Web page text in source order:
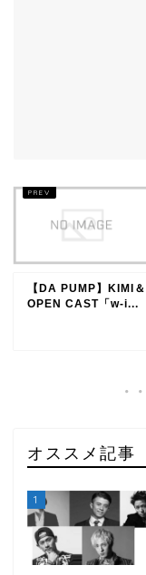
【DA PUMP】KIMI
OPEN CAST「w-i...
オススメ記事
1